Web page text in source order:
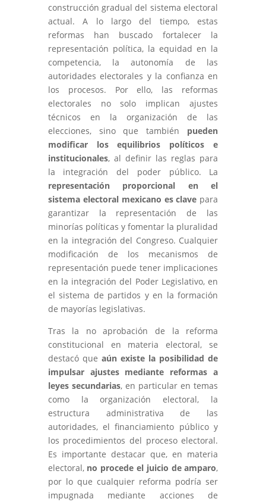
construcción gradual del sistema electoral
actual. A lo largo del tiempo, estas
reformas han buscado fortalecer la
representación política, la equidad en la
competencia, la autonomía de las
autoridades electorales y la confianza en
los procesos. Por ello, las reformas
electorales no solo implican ajustes
técnicos en la organización de las
elecciones, sino que también pueden
modificar los equilibrios políticos e
institucionales, al definir las reglas para
la integración del poder público. La
representación
proporcional en
el
sistema electoral mexicano es clave para
garantizar la representación de las
minorías políticas y fomentar la pluralidad
en la integración del Congreso. Cualquier
modificación de los mecanismos de
representación puede tener implicaciones
en la integración del Poder Legislativo, en
el sistema de partidos y en la formación
de mayorías legislativas.
Tras la no aprobación de la reforma
constitucional en materia electoral, se
destacó que aún existe la posibilidad de
impulsar ajustes mediante reformas a
leyes secundarias, en particular en temas
como la organización electoral, la
estructura administrativa de las
autoridades, el financiamiento público y
los procedimientos del proceso electoral.
Es importante destacar que, en materia
electoral,no procede el juicio de amparo,
por lo que cualquier reforma podría ser
impugnada mediante acciones de